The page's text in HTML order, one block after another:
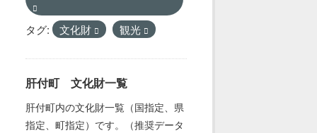
タグ: 文化財 観光
肝付町 文化財一覧
肝付町内の文化財一覧（国指定、県
指定、町指定）です。（推奨データ